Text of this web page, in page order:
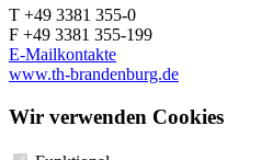
T +49 3381 355-0
F +49 3381 355-199
E-Mailkontakte
www.th-brandenburg.de
Wir verwenden Cookies